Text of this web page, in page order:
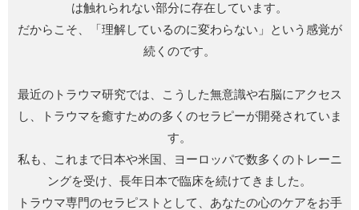
は触れられない部分に存在しています。
だからこそ、「理解しているのに変わらない」という感覚が
続くのです。
最近のトラウマ研究では、こうした無意識や右脳にアクセス
し、トラウマを癒すための多くのセラピーが開発されていま
す。
私も、これまで日本や米国、ヨーロッパで数多くのトレーニ
ングを受け、長年日本で臨床を続けてきました。
トラウマ専門のセラピストとして、あなたの心のケアをお手